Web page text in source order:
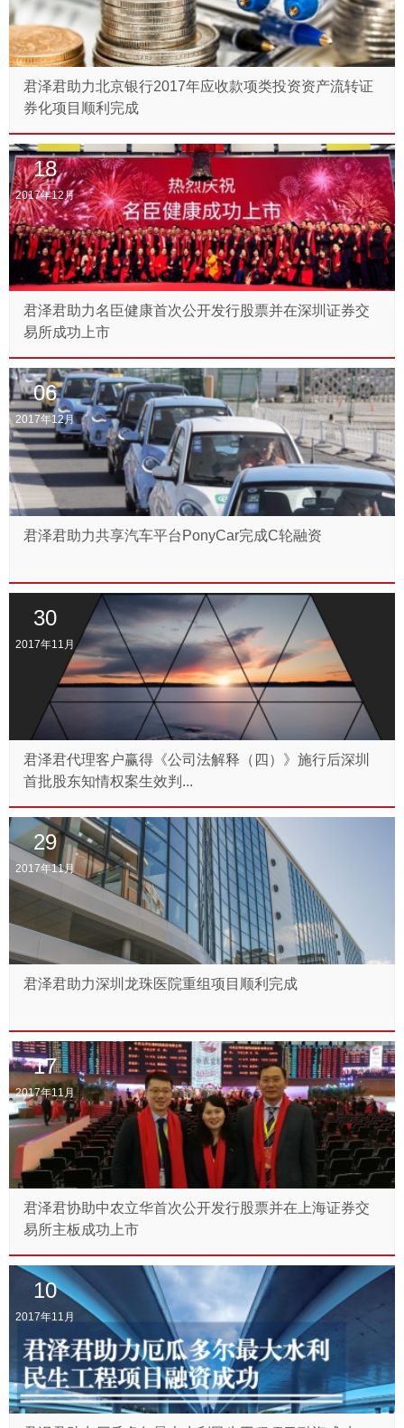
君泽君助力北京银行2017年应收款项类投资资产流转证
券化项目顺利完成
18
2017年12月
君泽君助力名臣健康首次公开发行股票并在深圳证券交
易所成功上市
06
2017年12月
君泽君助力共享汽车平台PonyCar完成C轮融资
30
2017年11月
君泽君代理客户赢得《公司法解释（四）》施行后深圳
首批股东知情权案生效判...
29
2017年11月
君泽君助力深圳龙珠医院重组项目顺利完成
17
2017年11月
君泽君协助中农立华首次公开发行股票并在上海证券交
易所主板成功上市
10
2017年11月